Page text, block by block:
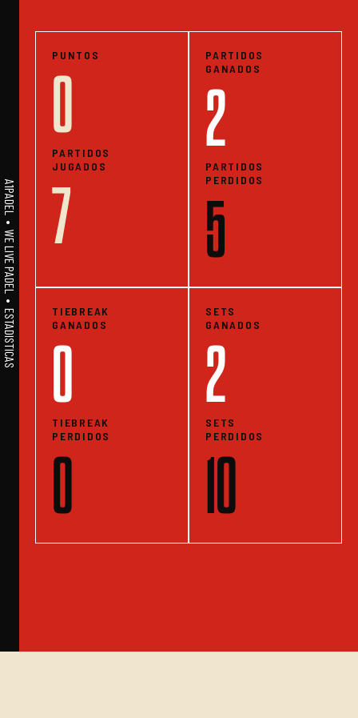
A1PADEL • WE LIVE PADEL • ESTADISTICAS
PUNTOS
0
PARTIDOS
JUGADOS
7
PARTIDOS
GANADOS
2
PARTIDOS
PERDIDOS
5
TIEBREAK
GANADOS
0
TIEBREAK
PERDIDOS
0
SETS
GANADOS
2
SETS
PERDIDOS
10